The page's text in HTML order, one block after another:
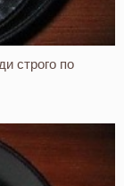
строго по